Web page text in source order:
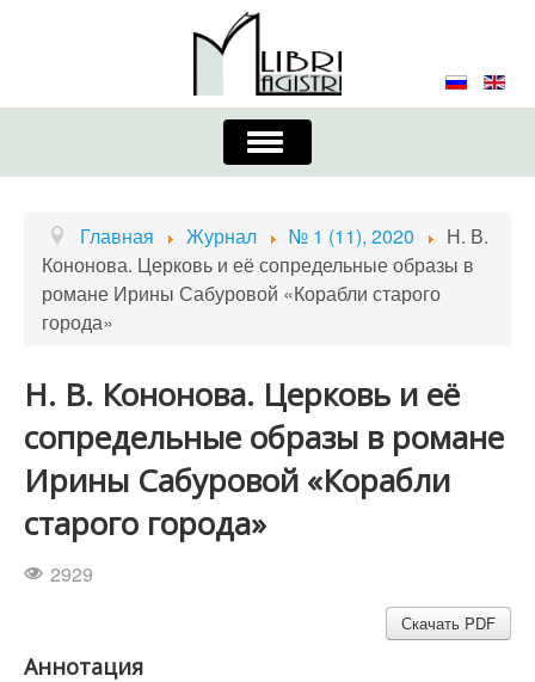
Включить/
выключить
навигацию
Журнал
Требования к оформлению
Издательская этика
Список авторов
Устав
Главная Журнал № 1 (11), 2020
Н. В.
Кононова. Церковь и её сопредельные образы в
романе Ирины Сабуровой «Корабли старого
города»
Н. В. Кононова. Церковь и её
сопредельные образы в романе
Ирины Сабуровой «Корабли
старого города»
2929
Скачать PDF
Аннотация